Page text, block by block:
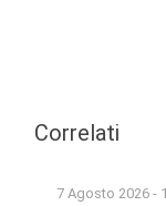
Correlati
7 Agosto 2026 -